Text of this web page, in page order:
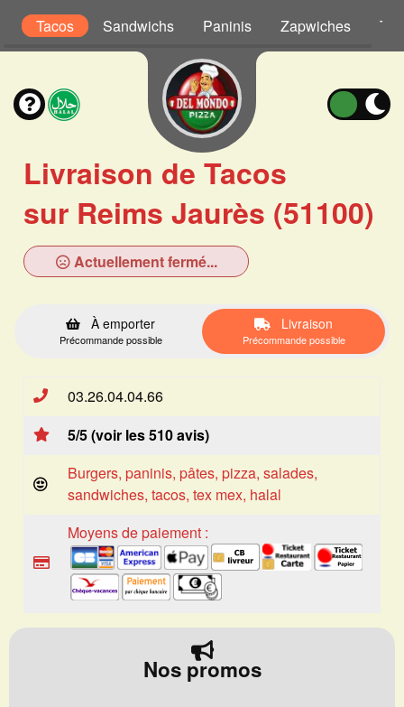
Tacos Sandwichs Paninis Zapwiches
Livraison de Tacos
sur Reims Jaurès (51100)
Actuellement fermé...
À emporter
Précommande possible
Livraison
Précommande possible
03.26.04.04.66
5/5 (voir les 510 avis)
Burgers, paninis, pâtes, pizza, salades,
sandwiches, tacos, tex mex, halal
Moyens de paiement :
Nos promos